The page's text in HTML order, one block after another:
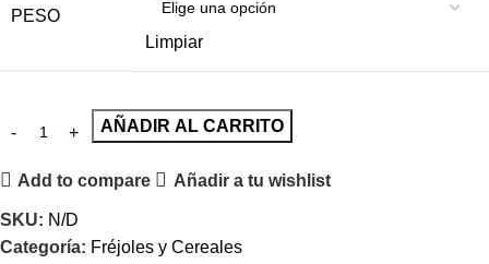
PESO
Limpiar
AÑADIR AL CARRITO
Add to compare Añadir a tu wishlist
SKU: N/D
Categoría: Fréjoles y Cereales